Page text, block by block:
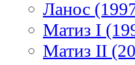
Ланос
Матиз I
Матиз II